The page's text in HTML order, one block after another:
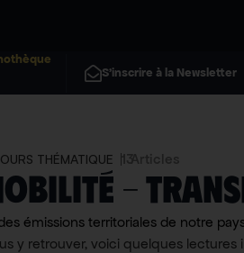
S'inscrire à la Newsletter
THÉMATIQUE 13
–
émissions territoriales de notre
y retrouver, voici quelques lectures